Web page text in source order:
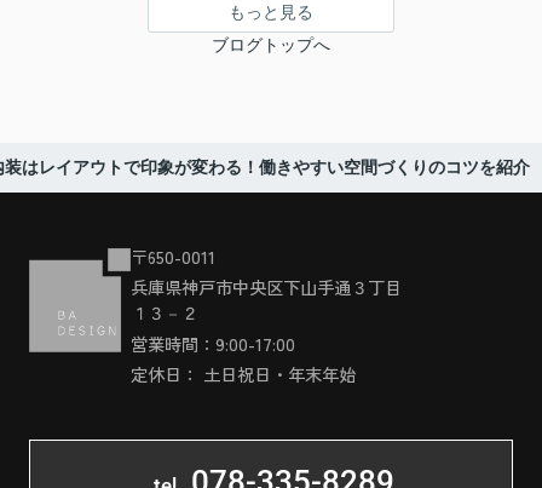
もっと見る
ブログトップへ
はレイアウトで印象が変わる！働きやすい空間づくりのコツを紹介
〒650-0011
兵庫県神戸市中央区下山手通３丁目
１３－２
営業時間：9:00-17:00
定休日： 土日祝日・年末年始